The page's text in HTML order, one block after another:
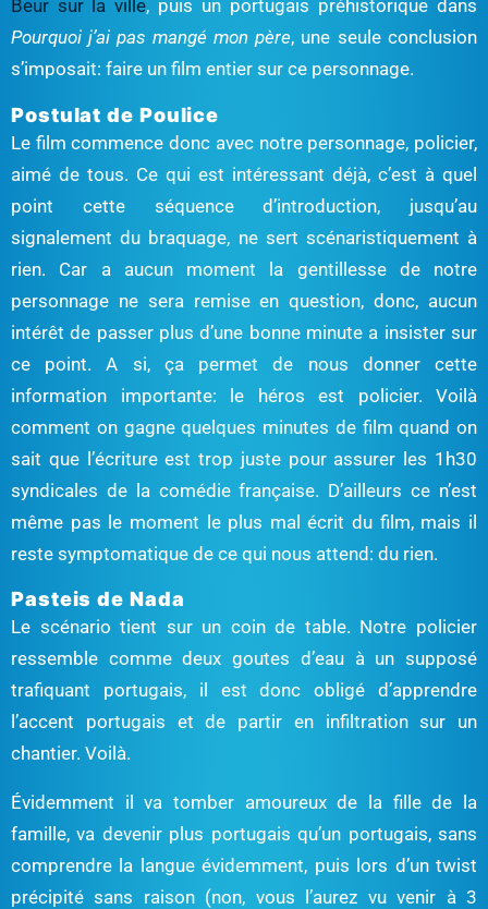
Beur sur la ville, puis un portugais préhistorique dans
Pourquoi j’ai pas mangé mon père, une seule conclusion
s’imposait: faire un film entier sur ce personnage.
Postulat de Poulice
Le film commence donc avec notre personnage, policier,
aimé de tous. Ce qui est intéressant déjà, c’est à quel
point cette séquence d’introduction, jusqu’au
signalement du braquage, ne sert scénaristiquement à
rien. Car a aucun moment la gentillesse de notre
personnage ne sera remise en question, donc, aucun
intérêt de passer plus d’une bonne minute a insister sur
ce point. A si, ça permet de nous donner cette
information importante: le héros est policier. Voilà
comment on gagne quelques minutes de film quand on
sait que l’écriture est trop juste pour assurer les 1h30
syndicales de la comédie française. D’ailleurs ce n’est
même pas le moment le plus mal écrit du film, mais il
reste symptomatique de ce qui nous attend: du rien.
Pasteis de Nada
Le scénario tient sur un coin de table. Notre policier
ressemble comme deux goutes d’eau à un supposé
trafiquant portugais, il est donc obligé d’apprendre
l’accent portugais et de partir en infiltration sur un
chantier. Voilà.
Évidemment il va tomber amoureux de la fille de la
famille, va devenir plus portugais qu’un portugais, sans
comprendre la langue évidemment, puis lors d’un twist
précipité sans raison (non, vous l’aurez vu venir à 3